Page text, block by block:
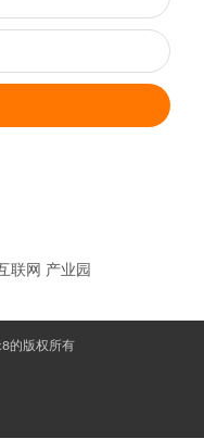
联网 产业园
的版权所有